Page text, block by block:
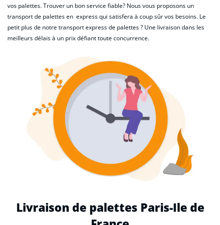
vos palettes. Trouver un bon service fiable? Nous vous proposons un
transport de palettes en express qui satisfera à coup sûr vos besoins. Le
petit plus de notre transport express de palettes ? Une livraison dans les
meilleurs délais à un prix défiant toute concurrence.
Livraison de palettes Paris-Ile de